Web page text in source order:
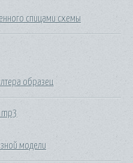
спицами схемы
образец
mp3
модели